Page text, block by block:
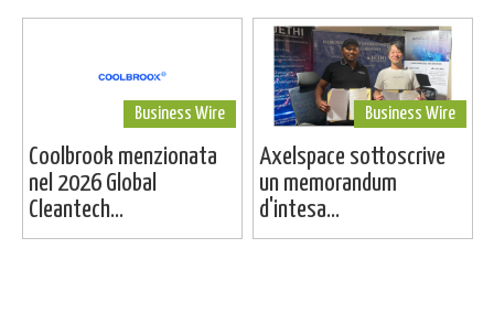
Business Wire
Coolbrook menzionata
nel 2026 Global
Cleantech...
Business Wire
Axelspace sottoscrive
un memorandum
d'intesa...